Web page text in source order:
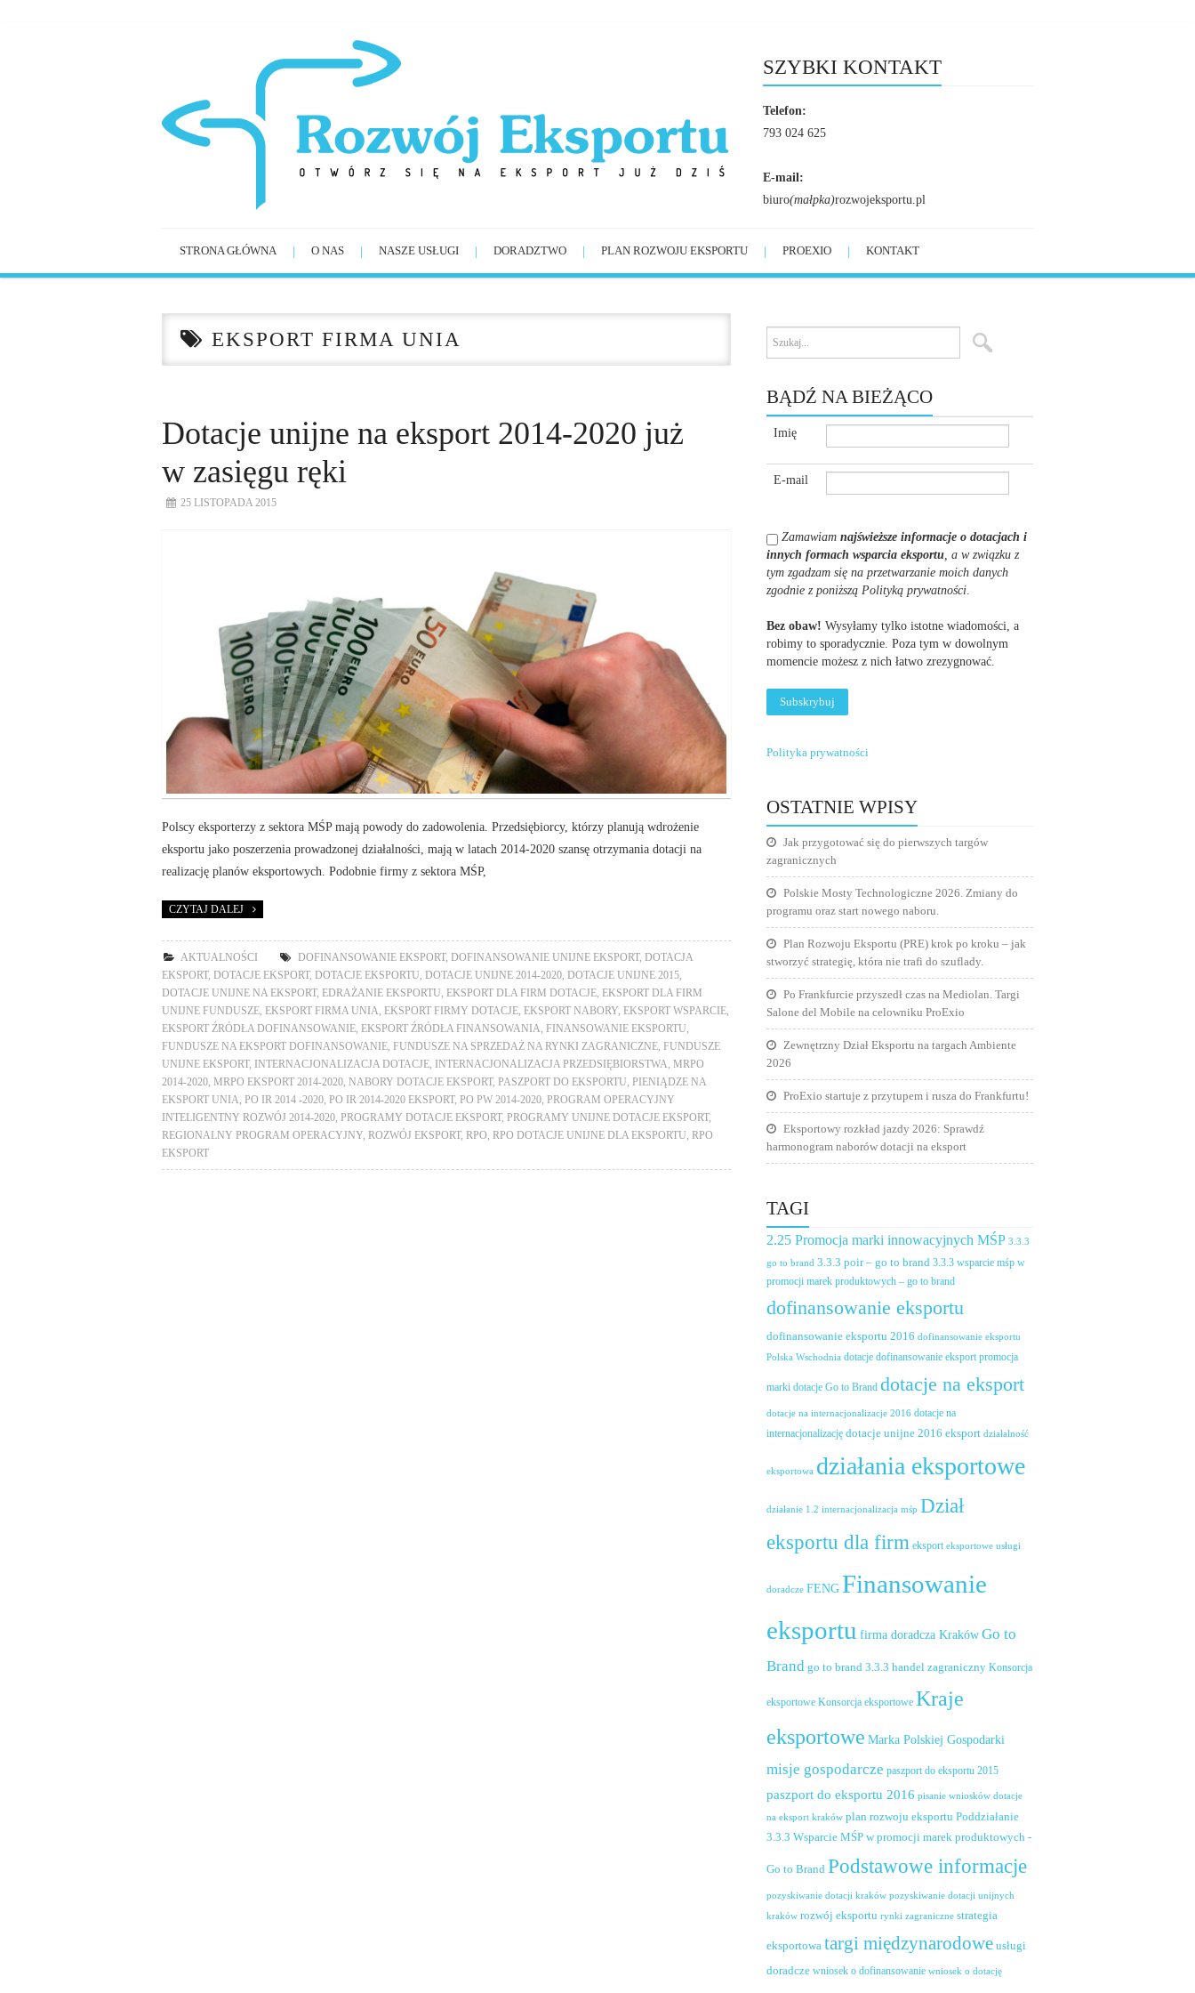
SZYBKI KONTAKT
Telefon:
793 024 625
E-mail:
biuro(małpka)rozwojeksportu.pl
STRONA GŁÓWNA O NAS NASZE USŁUGI DORADZTWO PLAN ROZWOJU EKSPORTU PROEXIO KONTAKT
EKSPORT FIRMA UNIA
Dotacje unijne na eksport 2014-2020 już
w zasięgu ręki
25 LISTOPADA 2015
Polscy eksporterzy z sektora MŚP mają powody do zadowolenia. Przedsiębiorcy, którzy planują wdrożenie
eksportu jako poszerzenia prowadzonej działalności, mają w latach 2014-2020 szansę otrzymania dotacji na
realizację planów eksportowych. Podobnie firmy z sektora MŚP,
CZYTAJ DALEJ
AKTUALNOŚCI DOFINANSOWANIE EKSPORT, DOFINANSOWANIE UNIJNE EKSPORT, DOTACJA
EKSPORT, DOTACJE EKSPORT, DOTACJE EKSPORTU DOTACJE UNIJNE 2014-2020 DOTACJE UNIJNE 2015
DOTACJE UNIJNE NA EKSPORT, EDRAŻANIE EKSPORTU EKSPORT DLA FIRM DOTACJE EKSPORT DLA FIRM
UNIJNE FUNDUSZE EKSPORT FIRMA UNIA EKSPORT FIRMY DOTACJE EKSPORT NABORY EKSPORT WSPARCIE
EKSPORT ŹRÓDŁA DOFINANSOWANIE EKSPORT ŹRÓDŁA FINANSOWANIA FINANSOWANIE EKSPORTU
FUNDUSZE NA EKSPORT DOFINANSOWANIE FUNDUSZE NA SPRZEDAŻ NA RYNKI ZAGRANICZNE FUNDUSZE
UNIJNE EKSPORT, INTERNACJONALIZACJA DOTACJE INTERNACJONALIZACJA PRZEDSIĘBIORSTWA MRPO
2014-2020 MRPO EKSPORT 2014-2020 NABORY DOTACJE EKSPORT, PASZPORT DO EKSPORTU PIENIĄDZE NA
EKSPORT UNIA PO IR 2014 -2020 PO IR 2014-2020 EKSPORT, PO PW 2014-2020 PROGRAM OPERACYJNY
INTELIGENTNY ROZWÓJ 2014-2020 PROGRAMY DOTACJE EKSPORT, PROGRAMY UNIJNE DOTACJE EKSPORT,
REGIONALNY PROGRAM OPERACYJNY ROZWÓJ EKSPORT, RPO RPO DOTACJE UNIJNE DLA EKSPORTU RPO
EKSPORT
BĄDŹ NA BIEŻĄCO
Imię
E-mail
Zamawiam najświeższe informacje o dotacjach i
innych formach wsparcia eksportu, a w związku z
tym zgadzam się na przetwarzanie moich danych
zgodnie z poniższą Polityką prywatności.
Bez obaw! Wysyłamy tylko istotne wiadomości, a
robimy to sporadycznie. Poza tym w dowolnym
momencie możesz z nich łatwo zrezygnować.
Polityka prywatności
OSTATNIE WPISY
Jak przygotować się do pierwszych targów
zagranicznych
Polskie Mosty Technologiczne 2026. Zmiany do
programu oraz start nowego naboru.
Plan Rozwoju Eksportu (PRE) krok po kroku – jak
stworzyć strategię, która nie trafi do szuflady.
Po Frankfurcie przyszedł czas na Mediolan. Targi
Salone del Mobile na celowniku ProExio
Zewnętrzny Dział Eksportu na targach Ambiente
2026
ProExio startuje z przytupem i rusza do Frankfurtu!
Eksportowy rozkład jazdy 2026: Sprawdź
harmonogram naborów dotacji na eksport
TAGI
2.25 Promocja marki innowacyjnych MŚP 3.3.3
go to brand 3.3.3 poir – go to brand 3.3.3 wsparcie mśp w
promocji marek produktowych – go to brand
dofinansowanie eksportu
dofinansowanie eksportu 2016 dofinansowanie eksportu
Polska Wschodnia dotacje dofinansowanie eksport promocja
marki dotacje Go to Brand dotacje na eksport
dotacje na internacjonalizacje 2016 dotacje na
internacjonalizację dotacje unijne 2016 eksport działalność
eksportowa działania eksportowe
działanie 1.2 internacjonalizacja mśp Dział
eksportu dla firm eksport eksportowe usługi
doradcze FENG Finansowanie
eksportu firma doradcza KrakówGo to
Brand go to brand 3.3.3 handel zagraniczny Konsorcja
eksportowe Konsorcja eksportowe Kraje
eksportowe Marka Polskiej Gospodarki
misje gospodarcze paszport do eksportu 2015
paszport do eksportu 2016 pisanie wniosków dotacje
na eksport kraków plan rozwoju eksportu Poddziałanie
3.3.3 Wsparcie MŚP w promocji marek produktowych -
Go to Brand Podstawowe informacje
pozyskiwanie dotacji kraków pozyskiwanie dotacji unijnych
kraków rozwój eksportu rynki zagraniczne strategia
eksportowa targi międzynarodowe usługi
doradcze wniosek o dofinansowanie wniosek o dotację